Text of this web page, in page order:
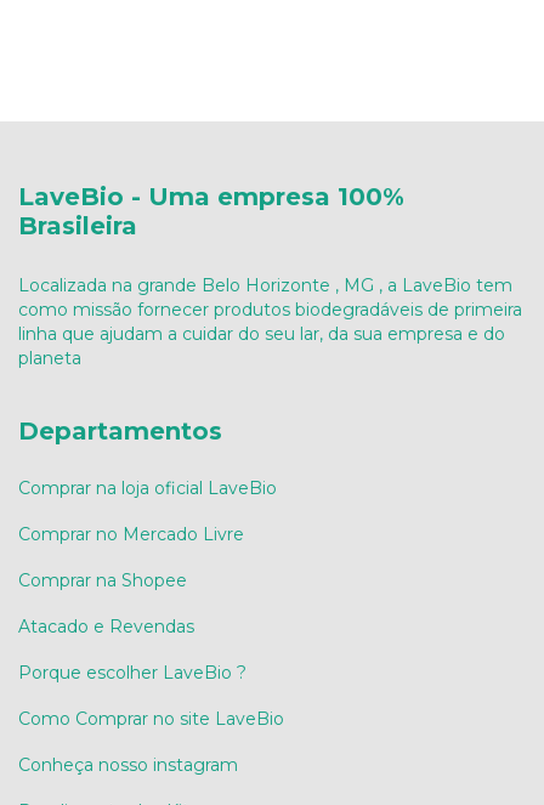
LaveBio - Uma empresa 100%
Brasileira
Localizada na grande Belo Horizonte , MG , a LaveBio tem
como missão fornecer produtos biodegradáveis de primeira
linha que ajudam a cuidar do seu lar, da sua empresa e do
planeta
Departamentos
Comprar na loja oficial LaveBio
Comprar no Mercado Livre
Comprar na Shopee
Atacado e Revendas
Porque escolher LaveBio ?
Como Comprar no site LaveBio
Conheça nosso instagram